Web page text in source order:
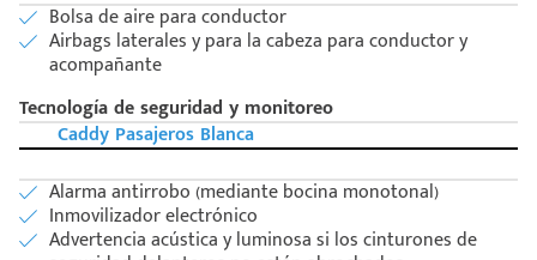
Bolsa de aire para conductor
Airbags laterales y para la cabeza para conductor y
acompañante
Tecnología de seguridad y monitoreo
Caddy Pasajeros Blanca
Alarma antirrobo (mediante bocina monotonal)
Inmovilizador electrónico
Advertencia acústica y luminosa si los cinturones de